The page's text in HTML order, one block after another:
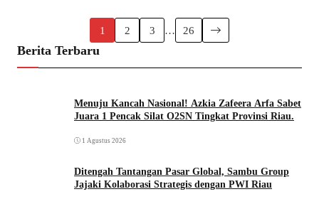
1 2 3 … 26
Berita Terbaru
Menuju Kancah Nasional! Azkia Zafeera Arfa Sabet
Juara 1 Pencak Silat O2SN Tingkat Provinsi Riau.
1 Agustus 2026
Ditengah Tantangan Pasar Global, Sambu Group
Jajaki Kolaborasi Strategis dengan PWI Riau